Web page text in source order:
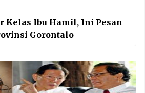
Kelas Ibu Hamil, Ini Pesan
Gorontalo